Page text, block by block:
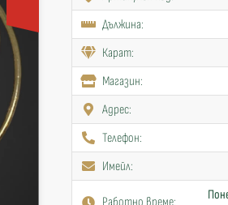
Дължина:
Карат:
Mагазин:
Адрес:
Телефон:
Имейл: